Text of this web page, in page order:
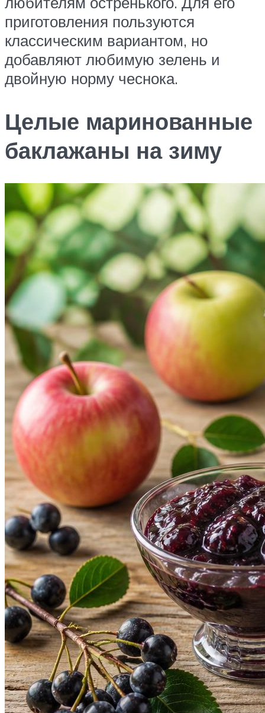
приготовления пользуются
классическим вариантом, но
добавляют любимую зелень и
двойную норму чеснока.
Целые маринованные
баклажаны на зиму